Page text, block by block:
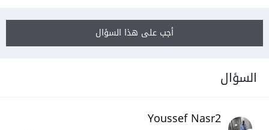
أجب على هذا السؤال
السؤال
Youssef Nasr2